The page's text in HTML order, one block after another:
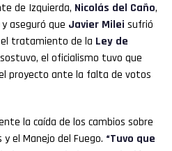
de Izquierda, Nicolás del Caño,
aseguró que Javier Milei sufrió
el tratamiento de la Ley de
el oficialismo tuvo que
proyecto ante la falta de votos
la caída de los cambios sobre
el Manejo del Fuego. “Tuvo que